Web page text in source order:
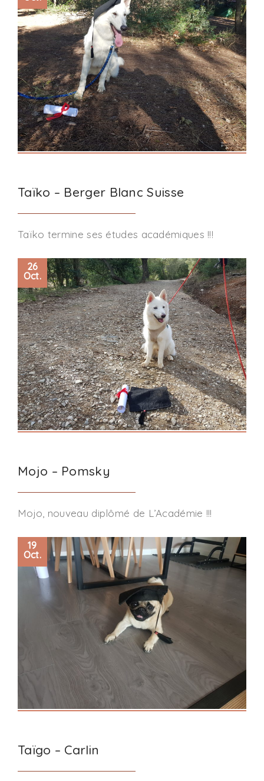
Taïko – Berger Blanc Suisse
Taïko termine ses études académiques !!!
Mojo – Pomsky
26
Oct.
Mojo, nouveau diplômé de L’Académie !!!
Taïgo – Carlin
19
Oct.